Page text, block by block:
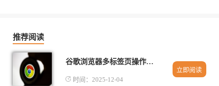
推荐阅读
谷歌浏览器多标签页操作效率提升技巧
时间：2025-12-04
立即阅读